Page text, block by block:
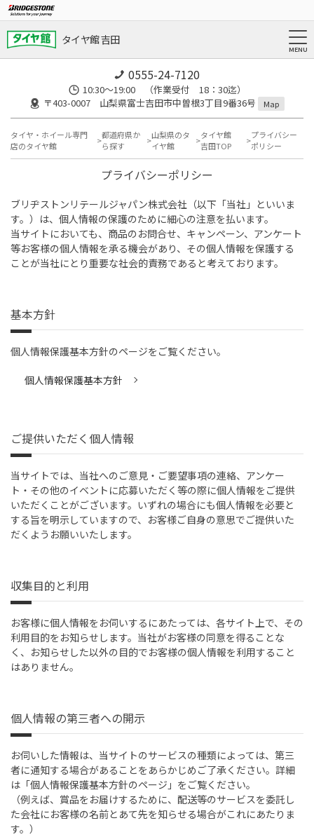
タイヤ館 吉田
0555-24-7120
10:30～19:00 （作業受付 18：30迄）
〒403-0007 山梨県富士吉田市中曽根3丁目9番36号
Map
タイヤ・ホイール専門
店のタイヤ館
都道府県か
ら探す
山梨県のタ
イヤ館
タイヤ館
吉田TOP
プライバシー
ポリシー
プライバシーポリシー
ブリヂストンリテールジャパン株式会社（以下「当社」といいま
す。）は、個人情報の保護のために細心の注意を払います。
当サイトにおいても、商品のお問合せ、キャンペーン、アンケート
等お客様の個人情報を承る機会があり、その個人情報を保護する
ことが当社にとり重要な社会的責務であると考えております。
基本方針
個人情報保護基本方針のページをご覧ください。
個人情報保護基本方針
ご提供いただく個人情報
当サイトでは、当社へのご意見・ご要望事項の連絡、アンケー
ト・その他のイベントに応募いただく等の際に個人情報をご提供
いただくことがございます。いずれの場合にも個人情報を必要と
する旨を明示していますので、お客様ご自身の意思でご提供いた
だくようお願いいたします。
収集目的と利用
お客様に個人情報をお伺いするにあたっては、各サイト上で、その
利用目的をお知らせします。当社がお客様の同意を得ることな
く、お知らせした以外の目的でお客様の個人情報を利用すること
はありません。
個人情報の第三者への開示
お伺いした情報は、当サイトのサービスの種類によっては、第三
者に通知する場合があることをあらかじめご了承ください。詳細
は「個人情報保護基本方針のページ」をご覧ください。
（例えば、賞品をお届けするために、配送等のサービスを委託し
た会社にお客様の名前とあて先を知らせる場合がこれにあたりま
す。）